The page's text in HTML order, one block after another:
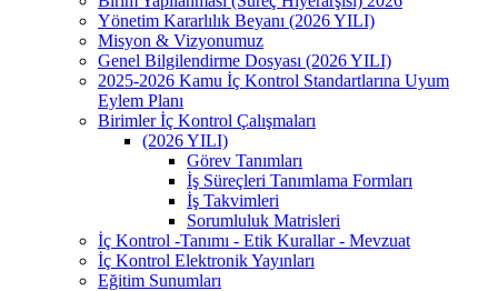
Yönetim Kararlılık Beyanı (2026 YILI)
Misyon & Vizyonumuz
Genel Bilgilendirme Dosyası (2026 YILI)
2025-2026 Kamu İç Kontrol Standartlarına Uyum
Eylem Planı
Birimler İç Kontrol Çalışmaları
(2026 YILI)
Görev Tanımları
İş Süreçleri Tanımlama Formları
İş Takvimleri
Sorumluluk Matrisleri
İç Kontrol -Tanımı - Etik Kurallar - Mevzuat
İç Kontrol Elektronik Yayınları
Eğitim Sunumları